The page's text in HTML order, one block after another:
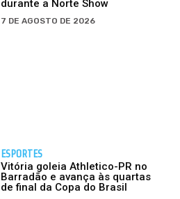
durante a Norte Show
7 DE AGOSTO DE 2026
ESPORTES
Vitória goleia Athletico-PR no
Barradão e avança às quartas
de final da Copa do Brasil